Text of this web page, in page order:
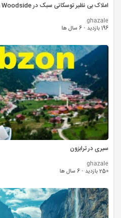
املاک بی نظیر توسکانی سبک در Woodside ، کالیفرنیا | املاک بین المللی ساتبیز
ghazale
196 بازدید
· 6 سال ها
سیری در ترابزون
ghazale
250 بازدید
· 6 سال ها